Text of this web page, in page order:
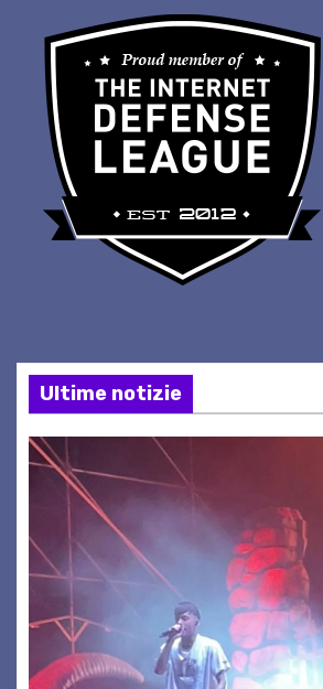
Ultime notizie